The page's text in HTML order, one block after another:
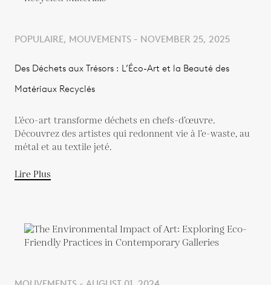
POPULAIRE, MOUVEMENTS - NOVEMBER 25, 2025
Des Déchets aux Trésors : L’Éco-Art et la Beauté des
Matériaux Recyclés
L’éco-art transforme déchets en chefs-d’œuvre.
Découvrez des artistes qui redonnent vie à l’e-waste, au
métal et au textile jeté.
Lire Plus